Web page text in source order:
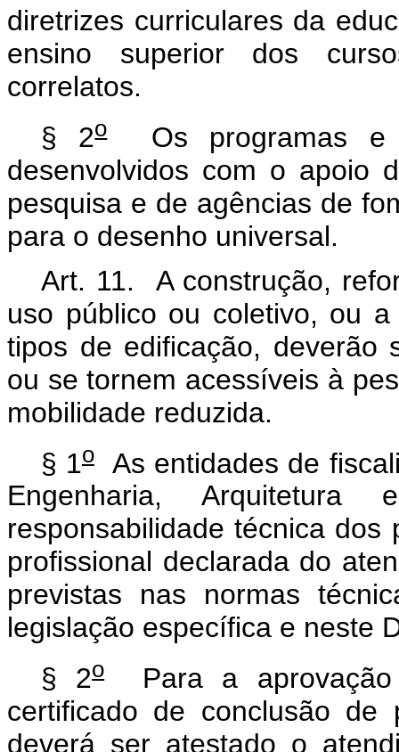
diretrizes curriculares da
ensino superior dos
correlatos.
§ 2oOs programas e
desenvolvidos com o apoio
pesquisa e de agências de
para o desenho universal.
Art. 11. A construção,
uso público ou coletivo, ou
tipos de edificação, deverão
ou se tornem acessíveis à
mobilidade reduzida.
§ 1oAs entidades de
Engenharia,
responsabilidade técnica dos
profissional declarada do
previstas nas normas
legislação específica e neste
§ 2oPara a aprovação
certificado de conclusão de
deverá ser atestado o